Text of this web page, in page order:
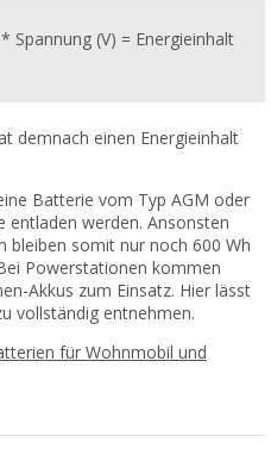
Spannung (V) = Energieinhalt
demnach einen Energieinhalt
Batterie vom Typ AGM oder
entladen werden. Ansonsten
bleiben somit nur noch 600 Wh
Powerstationen kommen
Akkus zum Einsatz. Hier lässt
vollständig entnehmen.
für Wohnmobil und